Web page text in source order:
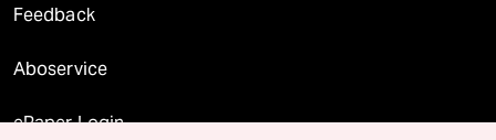
Feedback
Aboservice
ePaper Login